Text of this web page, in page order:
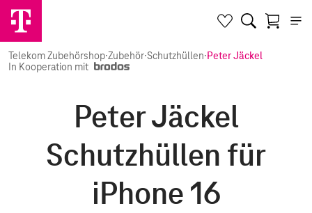
Telekom Zubehörshop·Zubehör·Schutzhüllen·Peter Jäckel
In Kooperation mit
Peter Jäckel
Schutzhüllen für
iPhone 16